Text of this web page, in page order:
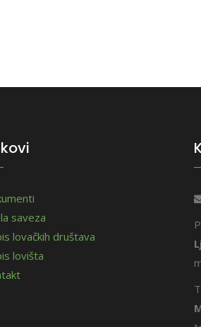
saveza
lovačkih društava
lovišta